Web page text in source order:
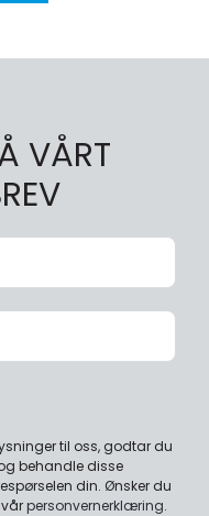
VÅRT
til oss, godtar du
behandle disse
din. Ønsker du
personvernerklæring.